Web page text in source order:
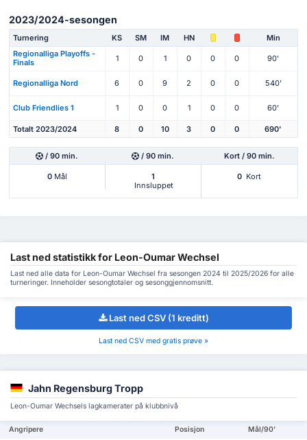
2023/2024-sesongen
Turnering KS SM IM HN
Min
Regionalliga Playoffs -
Finals
1 0 1 0 0 0 90'
Regionalliga Nord 6 0 9 2 0 0 540'
Club Friendlies 1 1 0 0 1 0 0 60'
Totalt 2023/2024 8 0 10 3 0 0 690'
/ 90 min. / 90 min. Kort / 90 min.
0Mål
1
Innsluppet
0 Kort
Last ned statistikk for Leon-Oumar Wechsel
Last ned alle data for Leon-Oumar Wechsel fra sesongen 2024 til 2025/2026 for alle
turneringer. Inneholder sesongtotaler og sesonggjennomsnitt.
Last ned CSV (1 kreditt)
Last ned CSV med gratis prøve »
Jahn Regensburg Tropp
Leon-Oumar Wechsels lagkamerater på klubbnivå
Angripere Posisjon Mål/90'